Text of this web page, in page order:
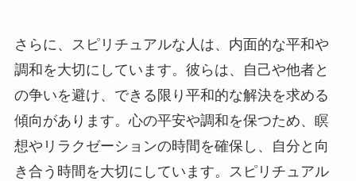
さらに、スピリチュアルな人は、内面的な平和や
調和を大切にしています。彼らは、自己や他者と
の争いを避け、できる限り平和的な解決を求める
傾向があります。心の平安や調和を保つため、瞑
想やリラクゼーションの時間を確保し、自分と向
き合う時間を大切にしています。スピリチュアル